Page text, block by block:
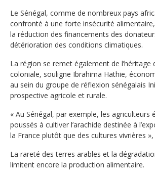
Le Sénégal, comme de nombreux pays
confronté à une forte insécurité
la réduction des financements des
détérioration des conditions climatiques.
La région se remet également de l’héritage
coloniale, souligne Ibrahima Hathie,
au sein du groupe de réflexion sénégalais
prospective agricole et rurale.
« Au Sénégal, par exemple, les agriculteurs
poussés à cultiver l’arachide destinée à
la France plutôt que des cultures vivrières
La rareté des terres arables et la
limitent encore la production alimentaire.